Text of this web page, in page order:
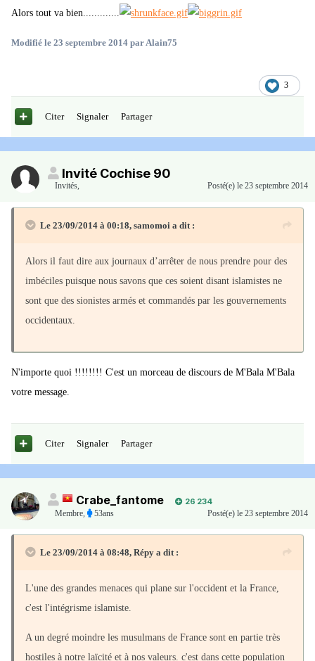
Alors tout va bien.............
Modifié le 23 septembre 2014 par Alain75
3
Citer Signaler Partager
Invité Cochise 90
Invités, Posté(e) le 23 septembre 2014
Le 23/09/2014 à 00:18, samomoi a dit :
Alors il faut dire aux journaux d’arrêter de nous prendre pour des
imbéciles puisque nous savons que ces soient disant islamistes ne
sont que des sionistes armés et commandés par les gouvernements
occidentaux.
N'importe quoi !!!!!!!! C'est un morceau de discours de M'Bala M'Bala
votre message.
Citer Signaler Partager
Crabe_fantome
26 234
Membre, 53ans Posté(e) le 23 septembre 2014
Le 23/09/2014 à 08:48, Répy a dit :
L'une des grandes menaces qui plane sur l'occident et la France,
c'est l'intégrisme islamiste.
A un degré moindre les musulmans de France sont en partie très
hostiles à notre laïcité et à nos valeurs. c'est dans cette population